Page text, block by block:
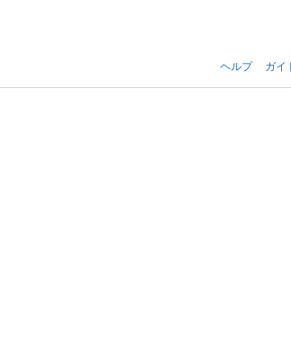
ヘルプ
ガイ